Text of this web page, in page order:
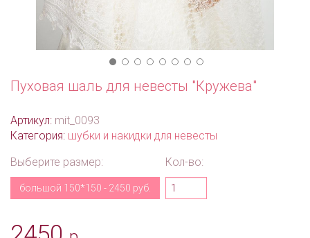
Пуховая шаль для невесты "Кружева"
Артикул: mit_0093
Категория: шубки и накидки для невесты
Выберите размер:
большой 150*150 - 2450 руб.
Кол-во: